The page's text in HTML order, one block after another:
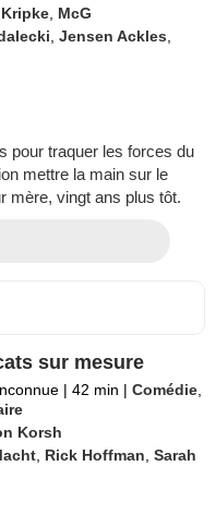
McG
,Jensen Ackles
pour traquer les forces du
mettre la main sur le
mère, vingt ans plus tôt.
sur mesure
| 42 min | Comédie
Korsh
Rick Hoffman ,Sarah